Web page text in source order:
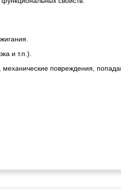
и т.п.).
повреждения,